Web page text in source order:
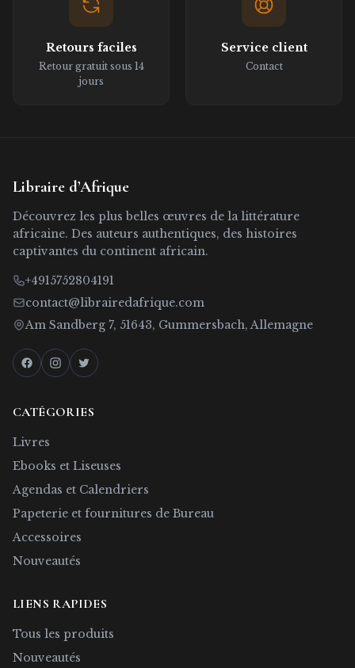
Retours faciles
Retour gratuit sous 14
jours
Service client
Contact
Libraire d’Afrique
Découvrez les plus belles œuvres de la littérature
africaine. Des auteurs authentiques, des histoires
captivantes du continent africain.
+4915752804191
contact@librairedafrique.com
Am Sandberg 7, 51643, Gummersbach, Allemagne
CATÉGORIES
Livres
Ebooks et Liseuses
Agendas et Calendriers
Papeterie et fournitures de Bureau
Accessoires
Nouveautés
LIENS RAPIDES
Tous les produits
Nouveautés